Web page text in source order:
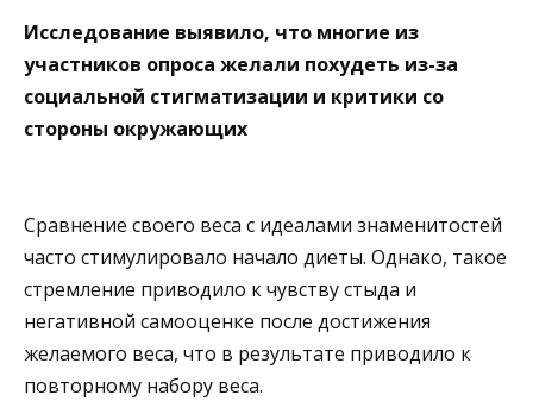
Исследование выявило, что многие из
участников опроса желали похудеть из-за
социальной стигматизации и критики со
стороны окружающих
Сравнение своего веса с идеалами знаменитостей
часто стимулировало начало диеты. Однако, такое
стремление приводило к чувству стыда и
негативной самооценке после достижения
желаемого веса, что в результате приводило к
повторному набору веса.